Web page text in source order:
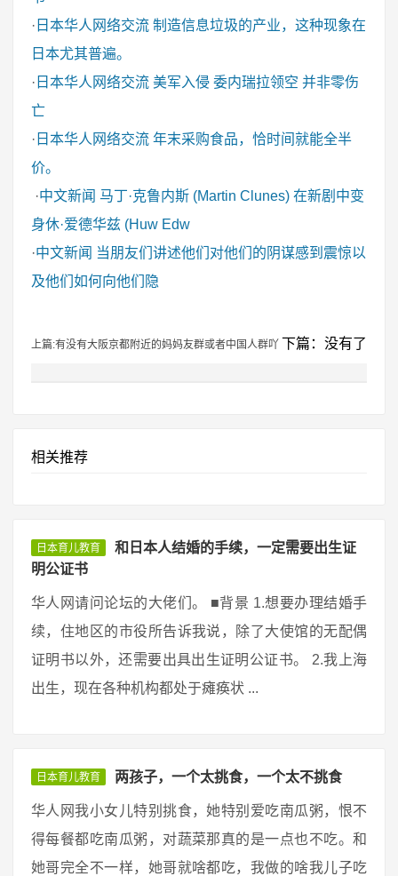
· 日本华人网络交流 制造信息垃圾的产业，这种现象在
日本尤其普遍。
· 日本华人网络交流 美军入侵 委内瑞拉领空 并非零伤
亡
· 日本华人网络交流 年末采购食品，恰时间就能全半
价。
·中文新闻 马丁·克鲁内斯 (Martin Clunes) 在新剧中变
身休·爱德华兹 (Huw Edw
·中文新闻 当朋友们讲述他们对他们的阴谋感到震惊以
及他们如何向他们隐
上篇:有没有大阪京都附近的妈妈友群或者中国人群吖 下篇：没有了
相关推荐
日本育儿教育
和日本人结婚的手续，一定需要出生证
明公证书
华人网请问论坛的大佬们。 ■背景 1.想要办理结婚手
续，住地区的市役所告诉我说，除了大使馆的无配偶
证明书以外，还需要出具出生证明公证书。 2.我上海
出生，现在各种机构都处于瘫痪状 ...
日本育儿教育 两孩子，一个太挑食，一个太不挑食
华人网我小女儿特别挑食，她特别爱吃南瓜粥，恨不
得每餐都吃南瓜粥，对蔬菜那真的是一点也不吃。和
她哥完全不一样，她哥就啥都吃，我做的啥我儿子吃